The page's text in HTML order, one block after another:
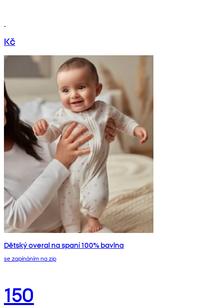
Kč
Dětský overal na spaní 100% bavlna
se zapínáním na zip
150